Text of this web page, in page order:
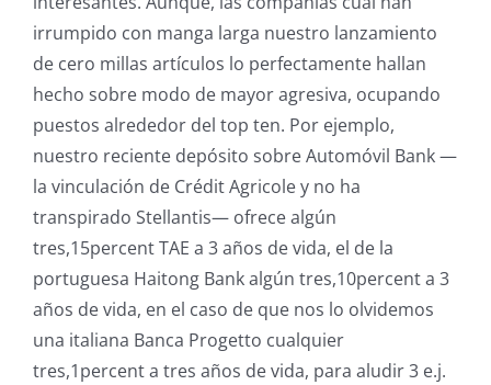
irrumpido con manga larga nuestro lanzamiento
de cero millas artículos lo perfectamente hallan
hecho sobre modo de mayor agresiva, ocupando
puestos alrededor del top ten. Por ejemplo,
nuestro reciente depósito sobre Automóvil Bank —
la vinculación de Crédit Agricole y no ha
transpirado Stellantis— ofrece algún
tres,15percent TAE a 3 años de vida, el de la
portuguesa Haitong Bank algún tres,10percent a 3
años de vida, en el caso de que nos lo olvidemos
una italiana Banca Progetto cualquier
tres,1percent a tres años de vida, para aludir 3 e.j.